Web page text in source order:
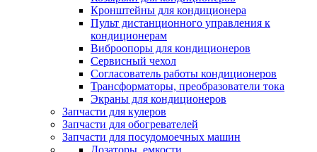
Кронштейны для кондиционера
Пульт дистанционного управления к
кондиционерам
Виброопоры для кондиционеров
Сервисный чехол
Согласователь работы кондиционеров
Трансформаторы, преобразователи тока
Экраны для кондиционеров
Запчасти для кулеров
Запчасти для обогревателей
Запчасти для посудомоечных машин
Дозаторы, емкости